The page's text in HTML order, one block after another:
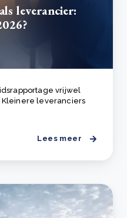
leverancier:
vrijwel
leveranciers
Lees meer